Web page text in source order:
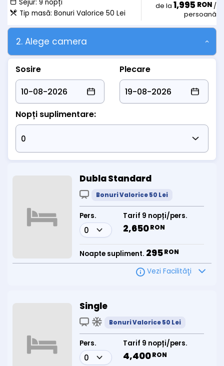
- achita 100 lei/zi/pat suplimentar si masa 50
lei/zi/demipensiune bonuri valorice sau 100 lei/zi/pensiune
completa bonuri valorice
Sejur: 9 nopți
Tip masă: Bonuri Valorice 50 Lei
de la 1,995 RON /
persoană
2. Alege camera
Sosire Plecare
Nopți suplimentare:
Dubla Standard
Bonuri Valorice 50 Lei
Pers. Tarif 9 nopți/pers.
2,650RON
Noapte supliment. 295RON
Vezi Facilităţi
Single
Bonuri Valorice 50 Lei
Pers. Tarif 9 nopți/pers.
4,400RON